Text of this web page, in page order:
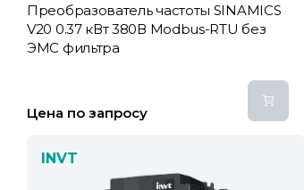
Преобразователь частоты SINAMICS
V20 0.37 кВт 380В Modbus-RTU без
ЭМС фильтра
Цена по запросу
INVT